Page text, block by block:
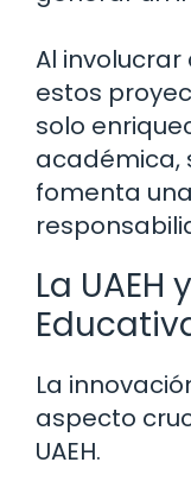
Al
estos
solo
académica,
fomenta
La
La
aspecto
UAEH.